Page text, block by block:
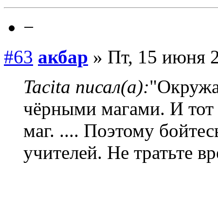
−
#63 акбар » Пт, 15 июня
Tacita писал(а):
чёрными магами. И тот
маг. .... Поэтому
учителей. Не тратьте